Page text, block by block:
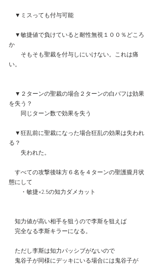
▼ミスっても付与可能
▼敏捷値で負けていると耐性無視１００％どころ
か
そもそも聖裁を付与しにいけない。これは痛
い。
▼２ターンの聖裁の場合２ターンの白バフは効果
を失う？
同じターン数で効果を失う
▼狂乱前に聖裁になった場合狂乱の効果は失われ
る？
失われた。
すべての攻撃後味方６名を４ターンの聖護朧月状
態にして
・敏捷×2.5の知力ダメカット
知力値が高い相手を狙うので李斯を狙えば
完全なる李斯キラーになる。
ただし李斯は知力パッシブがないので
鬼谷子が同様にデッキにいる場合には鬼谷子が